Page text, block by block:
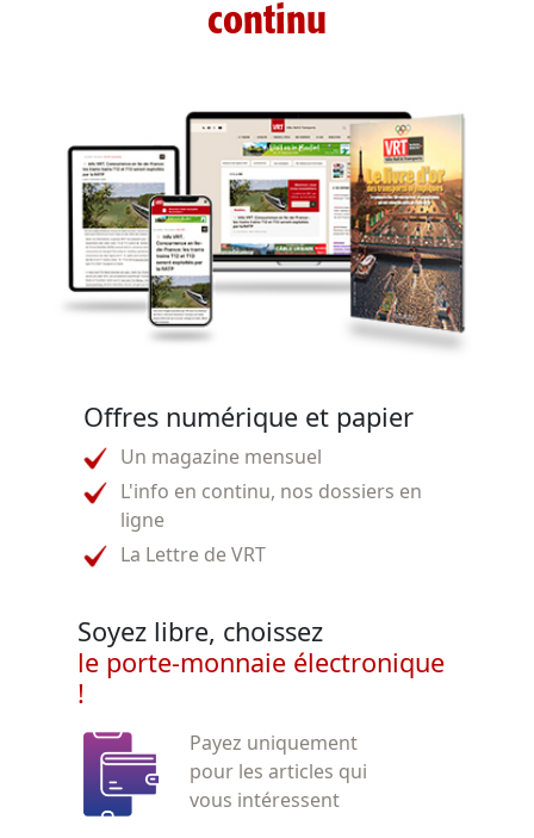
continu
Offres numérique et papier
Un magazine mensuel
L'info en continu, nos dossiers en
ligne
La Lettre de VRT
Soyez libre, choissez
le porte-monnaie électronique
!
Payez uniquement
pour les articles qui
vous intéressent